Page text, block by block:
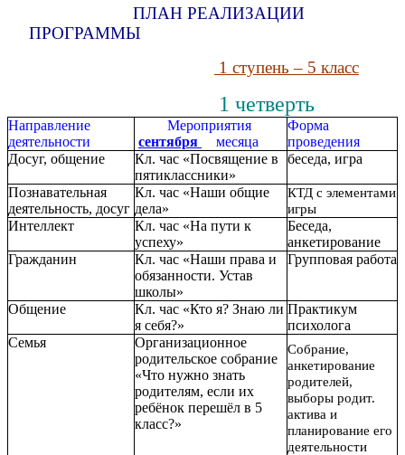
ПЛАН РЕАЛИЗАЦИИ
ПРОГРАММЫ
1 ступень – 5 класс
1 четверть
Направление
деятельности
Мероприятия
сентября
месяца
Форма
проведения
Досуг, общение
Кл. час «Посвящение в
пятиклассники»
беседа, игра
Познавательная
деятельность, досуг
Кл. час «Наши общие
дела»
КТД с элементами
игры
Интеллект
Кл. час «На пути к
успеху»
Беседа,
анкетирование
Гражданин
Кл. час «Наши права и
обязанности. Устав
школы»
Групповая работа
Общение
Кл. час «Кто я? Знаю ли
я себя?»
Практикум
психолога
Семья
Организационное
родительское собрание
«Что нужно знать
родителям, если их
ребёнок перешёл в 5
класс?»
Собрание,
анкетирование
родителей,
выборы родит.
актива и
планирование его
деятельности